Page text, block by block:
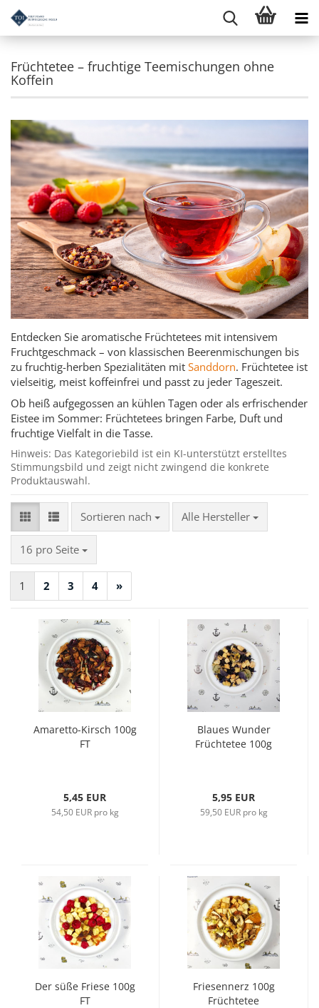
Früchtetee – fruchtige Teemischungen ohne
Koffein
Entdecken Sie aromatische Früchtetees mit intensivem
Fruchtgeschmack – von klassischen Beerenmischungen bis
zu fruchtig-herben Spezialitäten mit Sanddorn. Früchtetee ist
vielseitig, meist koffeinfrei und passt zu jeder Tageszeit.
Ob heiß aufgegossen an kühlen Tagen oder als erfrischender
Eistee im Sommer: Früchtetees bringen Farbe, Duft und
fruchtige Vielfalt in die Tasse.
Hinweis: Das Kategoriebild ist ein KI-unterstützt erstelltes
Stimmungsbild und zeigt nicht zwingend die konkrete
Produktauswahl.
Sortieren nach
Sortieren nach Alle Hersteller
16 pro Seite
pro Seite
1 2 3 4 »
Amaretto-Kirsch 100g
FT
5,45 EUR
54,50 EUR pro kg
Blaues Wunder
Früchtetee 100g
5,95 EUR
59,50 EUR pro kg
Der süße Friese 100g
FT
Friesennerz 100g
Früchtetee